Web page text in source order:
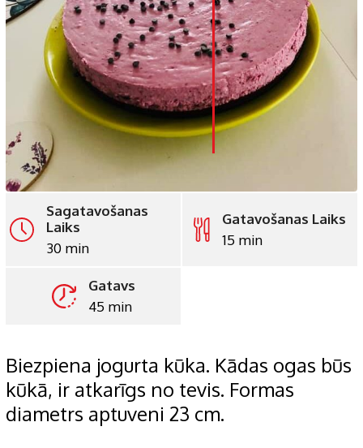
LinkedIn
Whatsapp
Pinterest
Print
Sagatavošanas
Laiks
30 min
Gatavošanas Laiks
15 min
Gatavs
45 min
Biezpiena jogurta kūka. Kādas ogas būs
kūkā, ir atkarīgs no tevis. Formas
diametrs aptuveni 23 cm.